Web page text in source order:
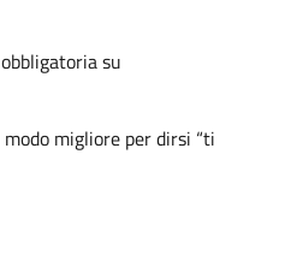
su
migliore per dirsi “ti